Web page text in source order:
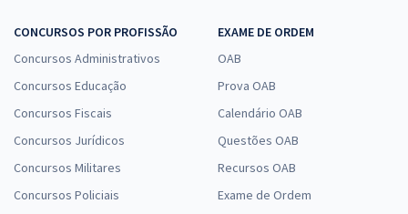
CONCURSOS POR PROFISSÃO
Concursos Administrativos
Concursos Educação
Concursos Fiscais
Concursos Jurídicos
Concursos Militares
Concursos Policiais
EXAME DE ORDEM
OAB
Prova OAB
Calendário OAB
Questões OAB
Recursos OAB
Exame de Ordem